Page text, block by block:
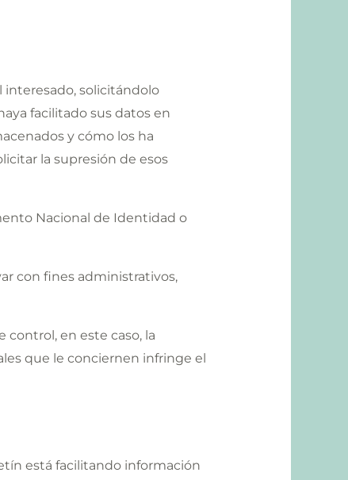
interesado, solicitándolo
facilitado sus datos en
y cómo los ha
la supresión de esos
Nacional de Identidad o
con fines administrativos,
en este caso, la
que le conciernen infringe el
está facilitando información